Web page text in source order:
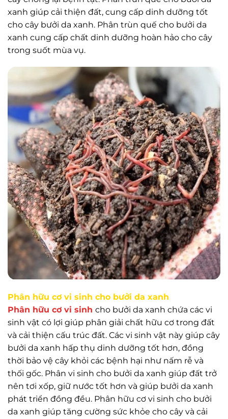
xanh giúp cải thiện đất, cung cấp dinh dưỡng tốt
cho cây bưởi da xanh. Phân trùn quế cho bưởi da
xanh cung cấp chất dinh dưỡng hoàn hảo cho cây
trong suốt mùa vụ.
Phân hữu cơ vi sinh cho bưởi da xanh
Phân hữu cơ vi sinh cho bưởi da xanh chứa các vi
sinh vật có lợi giúp phân giải chất hữu cơ trong đất
và cải thiện cấu trúc đất. Các vi sinh vật này giúp cây
bưởi da xanh hấp thụ dinh dưỡng tốt hơn, đồng
thời bảo vệ cây khỏi các bệnh hại như nấm rễ và
thối gốc. Phân vi sinh cho bưởi da xanh giúp đất trở
nên tơi xốp, giữ nước tốt hơn và giúp bưởi da xanh
phát triển đồng đều. Phân hữu cơ vi sinh cho bưởi
da xanh giúp tăng cường sức khỏe cho cây và cải